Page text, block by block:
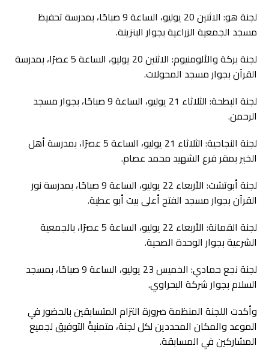
لجنة هو: الاثنين 20 يوليو، الساعة 9 صباحًا، بمدرسة تحفيظ
مسجد الجمعية الزراعية بجوار البنزينة.
لجنة بركة والألومنيوم: الاثنين 20 يوليو، الساعة 5 عصرًا، بمدرسة
القرآن بجوار مسجد المحولات.
لجنة البطحة: الثلاثاء 21 يوليو، الساعة 9 صباحًا، بجوار مسجد
الرحمن.
لجنة النجاحية: الثلاثاء 21 يوليو، الساعة 5 عصرًا، بمدرسة أهل
الخير بمقر فرع الشهيد محمد عصام.
لجنة أبوتشت: الأربعاء 22 يوليو، الساعة 9 صباحًا، بمدرسة نور
القرآن بجوار مسجد الفتح أعلى بيت أبو عطية.
لجنة القمانة: الأربعاء 22 يوليو، الساعة 5 عصرًا، بالجمعية
الشرعية بجوار الوحدة الصحية.
لجنة نجع حمادي: الخميس 23 يوليو، الساعة 9 صباحًا، بمسجد
السلام بجوار شركة البحراوي.
وأكدت اللجنة المنظمة ضرورة التزام المتسابقين بالحضور في
الموعد والمكان المحددين لكل لجنة، متمنيةً التوفيق لجميع
المشاركين في المسابقة.